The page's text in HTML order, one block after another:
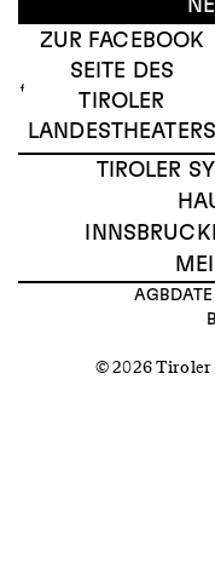
ZUR FACEBOOK
SEITE DES
TIROLER
LANDESTHEATERS
TIROLER
AGB
© 2026 Tiroler